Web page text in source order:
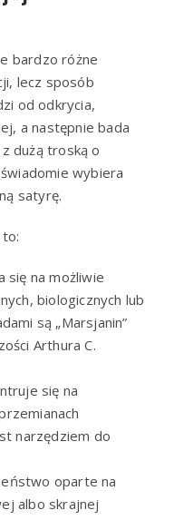
bardzo różne
lecz sposób
od odkrycia,
a następnie bada
dużą troską o
wybiera
satyrę.
się na możliwie
biologicznych lub
są „Marsjanin”
Arthura C.
się na
narzędziem do
oparte na
albo skrajnej